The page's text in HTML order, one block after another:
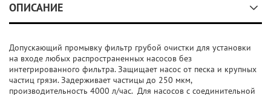
ОПИСАНИЕ
Допускающий промывку фильтр грубой очистки для установки
на входе любых распространенных насосов без
интегрированного фильтра. Защищает насос от песка и крупных
частиц грязи. Задерживает частицы до 250 мкм,
производительность 4000 л/час. Для насосов с соединительной